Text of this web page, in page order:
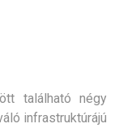
található négy
infrastruktúrájú